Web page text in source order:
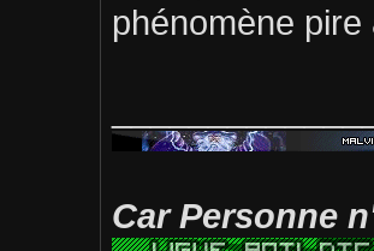
phénomène
Car Personne